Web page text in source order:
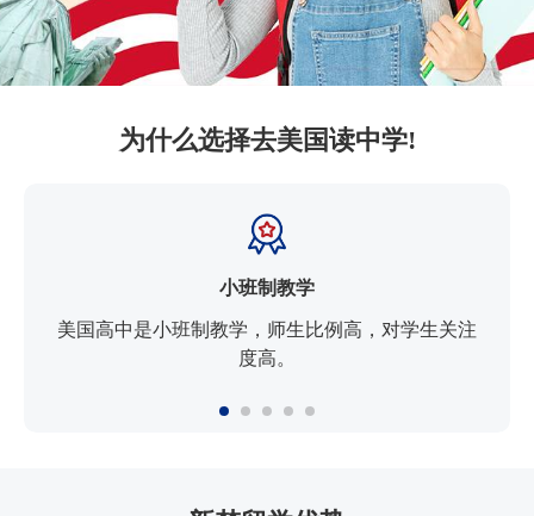
为什么选择去美国读中学!
小班制教学
美国高中是小班制教学，师生比例高，对学生关注
度高。